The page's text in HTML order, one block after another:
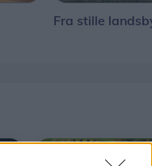
Fra stille